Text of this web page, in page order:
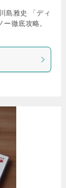
島雅史 「ディ
徹底攻略。